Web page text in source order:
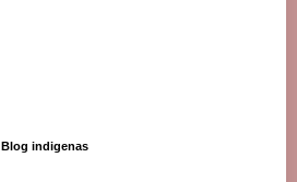
Blog indigenas